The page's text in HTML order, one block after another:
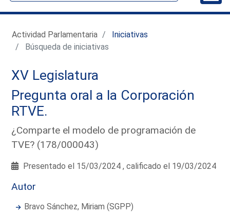
Actividad Parlamentaria
Iniciativas
Búsqueda de iniciativas
XV Legislatura
Pregunta oral a la Corporación
RTVE.
¿Comparte el modelo de programación de
TVE? (178/000043)
Presentado el 15/03/2024 , calificado el 19/03/2024
Autor
Bravo Sánchez, Miriam (SGPP)